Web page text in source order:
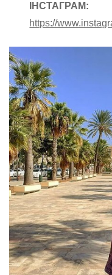
ІНСТАГРАМ:
https://